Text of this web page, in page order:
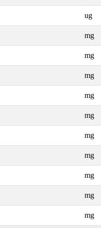
ug
mg
mg
mg
mg
mg
mg
mg
mg
mg
mg